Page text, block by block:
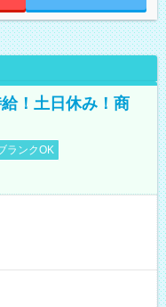
！土日休み！商
ランクOK